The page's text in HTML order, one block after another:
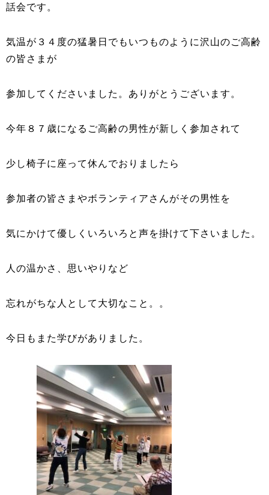
話会です。
気温が３４度の猛暑日でもいつものように沢山のご高齢
の皆さまが
参加してくださいました。ありがとうございます。
今年８７歳になるご高齢の男性が新しく参加されて
少し椅子に座って休んでおりましたら
参加者の皆さまやボランティアさんがその男性を
気にかけて優しくいろいろと声を掛けて下さいました。
人の温かさ、思いやりなど
忘れがちな人として大切なこと。。
今日もまた学びがありました。